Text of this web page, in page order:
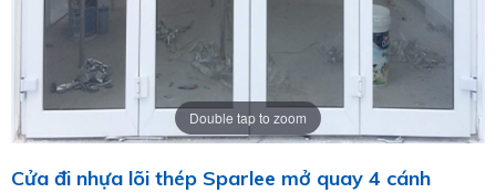
Double tap to zoom
Cửa đi nhựa lõi thép Sparlee mở quay 4 cánh